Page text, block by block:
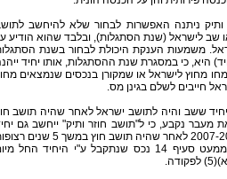
ניתנה האפשרות לבחור שלא להיחשב
לישראל (שנת הסתגלות), ובלבד שהוא הודיע
הגעתו לישראל. משמעות הענקת היכולת לבחור בשנת
היא, כי במסגרת שנת ההסתגלות, אותו יחיד
מחוץ לישראל או שמקורן בנכסים שנמצאים
חייבים לשלם בגינן מס.
כיחיד ששב והיה לתושב ישראל לאחר שהיה תושב
מעבר נקבע, כי ל"תושב חוזר ותיק" ייחשב גם
ששב והיה לתושב ישראל במהלך השנים 2007-2009 לאחר שהיה תושב חוץ במשך 5
לפחות (במקום 10 שנים). מהגדרת "נכס" ממעט סעיף 14 נכס שנתקבל ע"י היחיד החל